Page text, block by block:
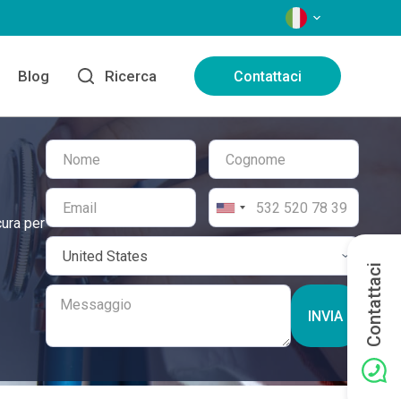
LINGUE
Blog Ricerca Contattaci
per
INVIA Contattaci